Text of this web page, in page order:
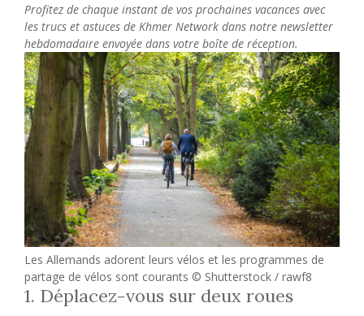
Profitez de chaque instant de vos prochaines vacances avec
les trucs et astuces de Khmer Network dans notre newsletter
hebdomadaire envoyée dans votre boîte de réception.
Les Allemands adorent leurs vélos et les programmes de
partage de vélos sont courants © Shutterstock / rawf8
1. Déplacez-vous sur deux roues